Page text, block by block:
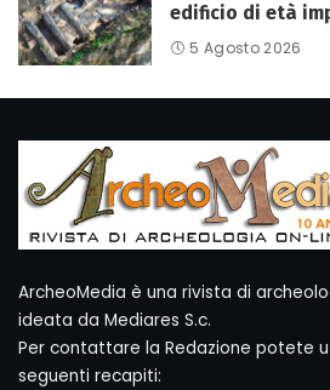
edificio di età
5 Agosto 2026
ArcheoMedia è una rivista di
ideata da Mediares S.c.
Per contattare la Redazione potete
seguenti recapiti: